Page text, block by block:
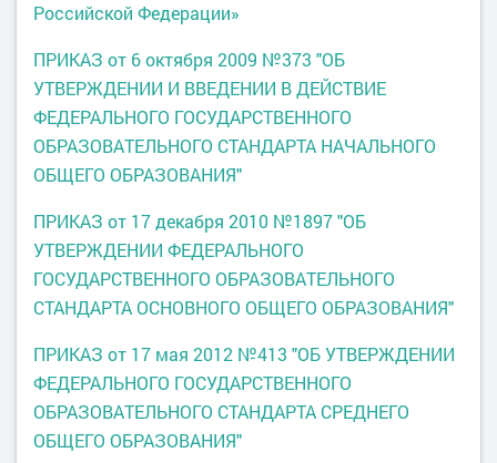
Российской Федерации»
ПРИКАЗ от 6 октября 2009 №373 "ОБ
УТВЕРЖДЕНИИ И ВВЕДЕНИИ В ДЕЙСТВИЕ
ФЕДЕРАЛЬНОГО ГОСУДАРСТВЕННОГО
ОБРАЗОВАТЕЛЬНОГО СТАНДАРТА НАЧАЛЬНОГО
ОБЩЕГО ОБРАЗОВАНИЯ"
ПРИКАЗ от 17 декабря 2010 №1897 "ОБ
УТВЕРЖДЕНИИ ФЕДЕРАЛЬНОГО
ГОСУДАРСТВЕННОГО ОБРАЗОВАТЕЛЬНОГО
СТАНДАРТА ОСНОВНОГО ОБЩЕГО ОБРАЗОВАНИЯ"
ПРИКАЗ от 17 мая 2012 №413 "ОБ УТВЕРЖДЕНИИ
ФЕДЕРАЛЬНОГО ГОСУДАРСТВЕННОГО
ОБРАЗОВАТЕЛЬНОГО СТАНДАРТА СРЕДНЕГО
ОБЩЕГО ОБРАЗОВАНИЯ"